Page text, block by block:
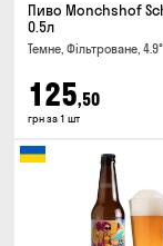
Пиво Monchshof
0.5л
Темне, Фільтроване, 4.9°
125,50
грн за 1 шт